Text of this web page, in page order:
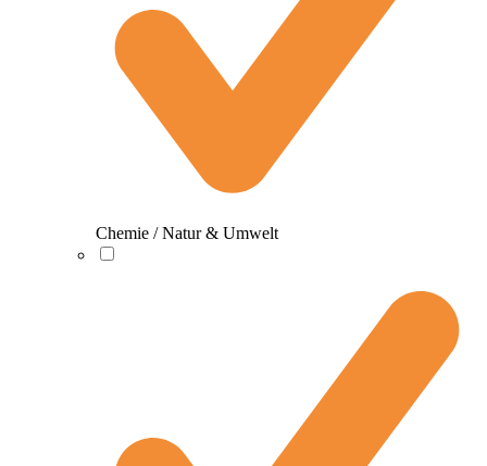
Chemie / Natur & Umwelt